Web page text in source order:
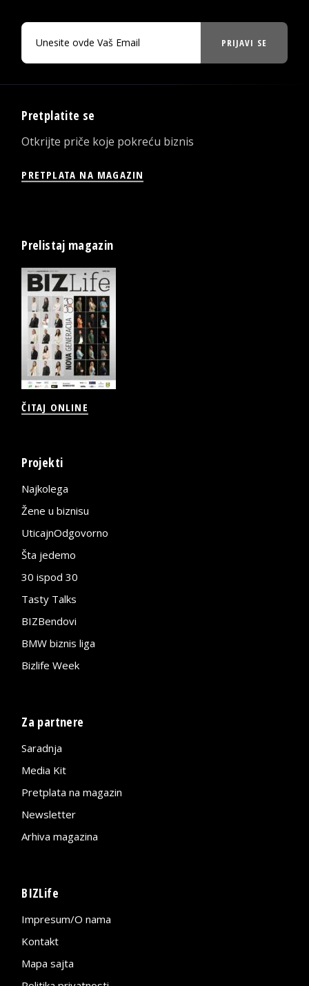
PRIJAVI SE
Pretplatite se
Otkrijte priče koje pokreću biznis
PRETPLATA NA MAGAZIN
Prelistaj magazin
ČITAJ ONLINE
Projekti
Najkolega
Žene u biznisu
UticajnOdgovorno
Šta jedemo
30 ispod 30
Tasty Talks
BIZBendovi
BMW biznis liga
Bizlife Week
Za partnere
Saradnja
Media Kit
Pretplata na magazin
Newsletter
Arhiva magazina
BIZLife
Impresum/O nama
Kontakt
Mapa sajta